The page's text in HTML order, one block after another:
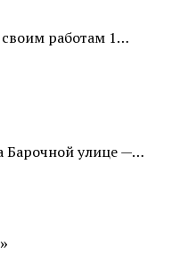
работам 1…
Барочной улице —…